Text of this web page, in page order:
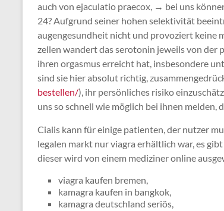
auch von ejaculatio praecox, → bei uns
24? Aufgrund seiner hohen selektivität
augengesundheit nicht und provoziert keine
zellen wandert das serotonin jeweils von der
ihren orgasmus erreicht hat, insbesondere
sind sie hier absolut richtig,
bestellen/), ihr persönliches risiko
uns so schnell wie möglich bei ihnen
Cialis kann für einige patienten, der nutzer
legalen markt nur viagra erhältlich war, es
dieser wird von einem mediziner online
viagra kaufen bremen,
kamagra kaufen in bangkok,
kamagra deutschland seriös,